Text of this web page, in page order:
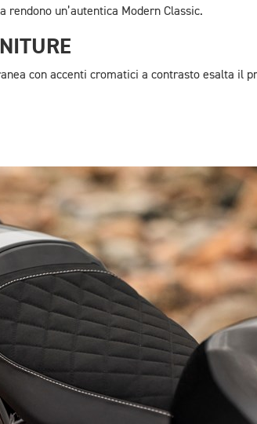
rendono un’autentica Modern Classic.
con accenti cromatici a contrasto esalta il